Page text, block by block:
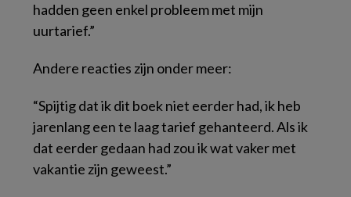
hadden geen enkel probleem met mijn
uurtarief.”
Andere reacties zijn onder meer:
“Spijtig dat ik dit boek niet eerder had, ik heb
jarenlang een te laag tarief gehanteerd. Als ik
dat eerder gedaan had zou ik wat vaker met
vakantie zijn geweest.”